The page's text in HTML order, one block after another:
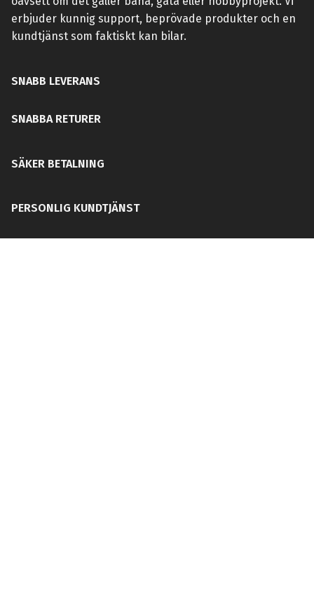
erbjuder kunnig support, beprövade produkter och en
kundtjänst som faktiskt kan bilar.
SNABB LEVERANS
SNABBA RETURER
SÄKER BETALNING
PERSONLIG KUNDTJÄNST